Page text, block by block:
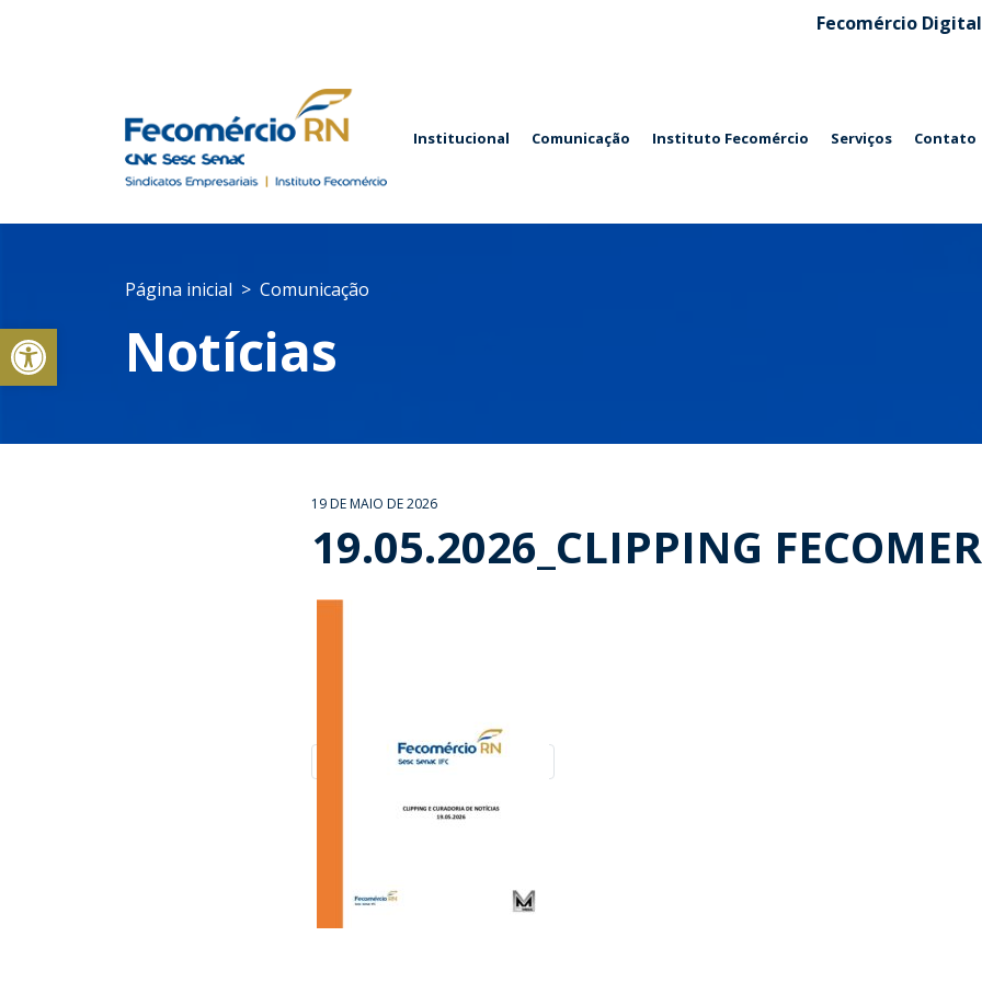
Abrir a barra de ferramentas
Fecomércio Digital
Institucional Comunicação Instituto Fecomércio Serviços Contato
Página inicial Comunicação
Notícias
19 DE MAIO DE 2026
19.05.2026_CLIPPING